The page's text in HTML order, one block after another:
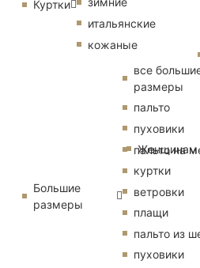
Женщинам
Куртки
итальянские
кожаные
Большие
размеры
все
размеры
пальто
пуховики
пальто на
куртки
ветровки
плащи
пальто из
пуховики